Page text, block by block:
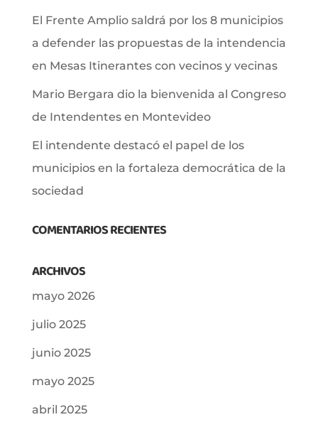
El Frente Amplio saldrá por los 8 municipios
a defender las propuestas de la intendencia
en Mesas Itinerantes con vecinos y vecinas
Mario Bergara dio la bienvenida al Congreso
de Intendentes en Montevideo
El intendente destacó el papel de los
municipios en la fortaleza democrática de la
sociedad
COMENTARIOS RECIENTES
ARCHIVOS
mayo 2026
julio 2025
junio 2025
mayo 2025
abril 2025